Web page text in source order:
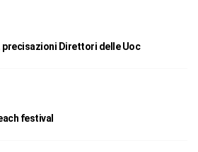
precisazioni Direttori delle Uoc
festival